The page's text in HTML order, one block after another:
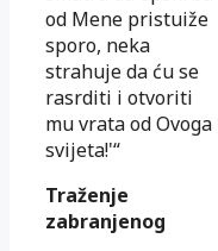
od Mene pristuiže
sporo, neka
strahuje da ću se
rasrditi i otvoriti
mu vrata od Ovoga
svijeta!'“
Traženje
zabranjenog